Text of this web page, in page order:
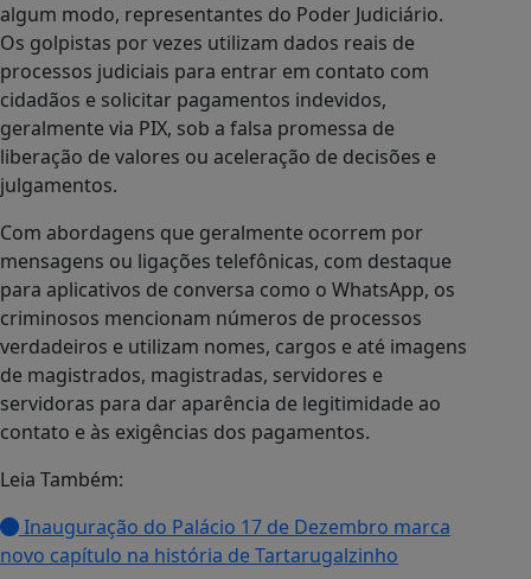
algum modo, representantes do Poder Judiciário.
Os golpistas por vezes utilizam dados reais de
processos judiciais para entrar em contato com
cidadãos e solicitar pagamentos indevidos,
geralmente via PIX, sob a falsa promessa de
liberação de valores ou aceleração de decisões e
julgamentos.
Com abordagens que geralmente ocorrem por
mensagens ou ligações telefônicas, com destaque
para aplicativos de conversa como o WhatsApp, os
criminosos mencionam números de processos
verdadeiros e utilizam nomes, cargos e até imagens
de magistrados, magistradas, servidores e
servidoras para dar aparência de legitimidade ao
contato e às exigências dos pagamentos.
Leia Também:
Inauguração do Palácio 17 de Dezembro marca
novo capítulo na história de Tartarugalzinho